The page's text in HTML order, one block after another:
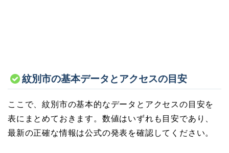
紋別市の基本データとアクセスの目安
ここで、紋別市の基本的なデータとアクセスの目安を
表にまとめておきます。数値はいずれも目安であり、
最新の正確な情報は公式の発表を確認してください。